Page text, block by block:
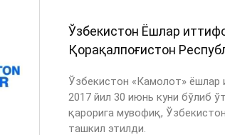
Ўзбекистон Ёшлар
Қорақалпоғистон
Ўзбекистон «Камолот» ёшлар
2017 йил 30 июнь куни бўлиб
қарорига мувофиқ,
ташкил этилди.